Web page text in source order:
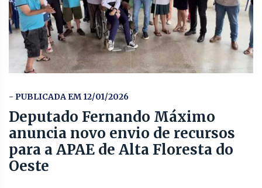
- PUBLICADA EM 12/01/2026
Deputado Fernando Máximo
anuncia novo envio de recursos
para a APAE de Alta Floresta do
Oeste